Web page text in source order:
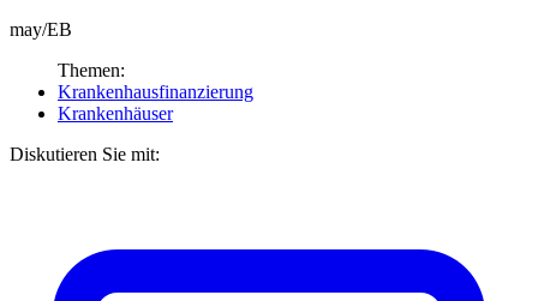
may/EB
Themen:
Krankenhausfinanzierung
Krankenhäuser
Diskutieren Sie mit: